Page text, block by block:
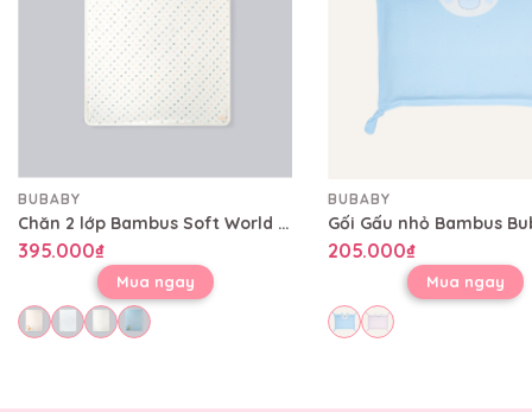
BUBABY
Chăn 2 lớp Bambus Soft World Bubaby 80x100 cm CBB08002L
395.000₫
Mua ngay
BUBABY
205.000₫
Mua ngay